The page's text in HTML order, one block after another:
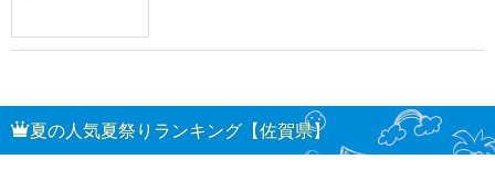
夏の人気夏祭りランキング【佐賀県】